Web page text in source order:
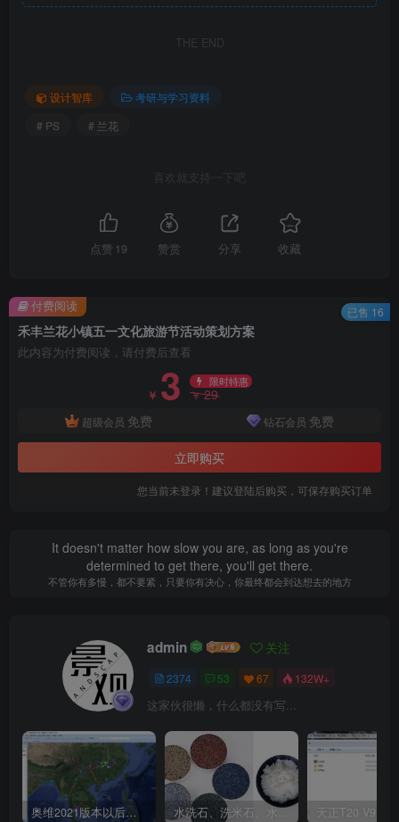
5、活动内容.png
6、现场活动.png
此处内容已隐藏，请付费后查看
THE END
设计智库
考研与学习资料
# PS
# 兰花
喜欢就支持一下吧
点赞 19 赞赏 分享 收藏
禾丰兰花小镇五一文化旅游节活动策划方案
此内容为付费阅读，请付费后查看
￥ 3 限时特惠
￥29
超级会员 免费 钻石会员 免费
立即购买
您当前未登录！建议登陆后购买，可保存购买订单
付费阅读 已售 16
It doesn't matter how slow you are, as long as you're
determined to get there, you'll get there.
不管你有多慢，都不要紧，只要你有决心，你最终都会到达想去的地方
admin 关注
2374 53 67 132W+
这家伙很懒，什么都没有写...
奥维2021版本以后不能用谷歌地图？最新解决办法苹果安卓电脑 水洗石、洗米石、水刷石、水磨石、胶粘石傻傻分不清楚